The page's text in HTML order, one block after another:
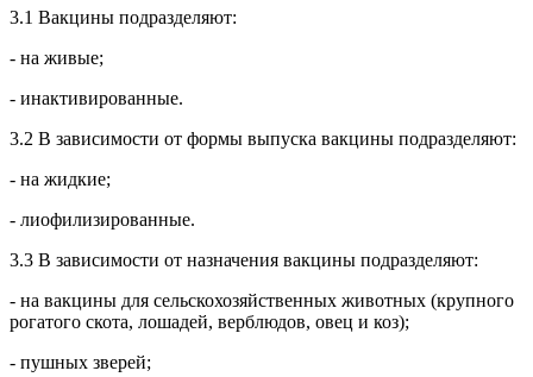
3.1 Вакцины подразделяют:
- на живые;
- инактивированные.
3.2 В зависимости от формы выпуска вакцины подразделяют:
- на жидкие;
- лиофилизированные.
3.3 В зависимости от назначения вакцины подразделяют:
- на вакцины для сельскохозяйственных животных (крупного
рогатого скота, лошадей, верблюдов, овец и коз);
- пушных зверей;